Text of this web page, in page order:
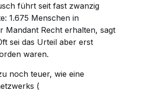
führt seit fast zwanzig
1.675 Menschen in
Mandant Recht erhalten, sagt
sei das Urteil aber erst
waren.
noch teuer, wie eine
(